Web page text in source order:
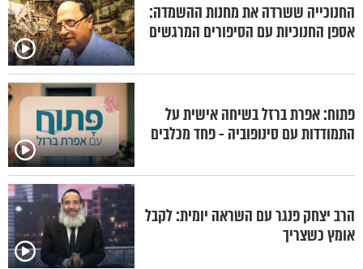
החנוכייה ששרדה את מחנות ההשמדה:
אספן החנוכיות עם הסיפורים המרגשים
פתוח: אפרת ברזל בשיחה אישית על
התמודדות עם סינופוביה - פחד מכלבים
הרב יצחק פנגר עם השראה יומית: לקבל
אומץ כשצריך